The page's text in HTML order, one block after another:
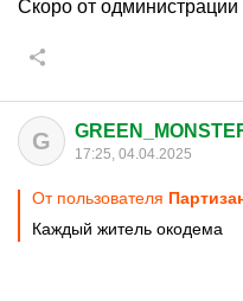
Скоро от одминистрации
G 17:25, 04.04.2025
От пользователя
Каждый житель окодема